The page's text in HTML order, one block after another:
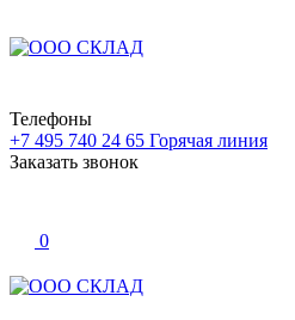
Телефоны
+7 495 740 24 65 Горячая линия
Заказать звонок
0